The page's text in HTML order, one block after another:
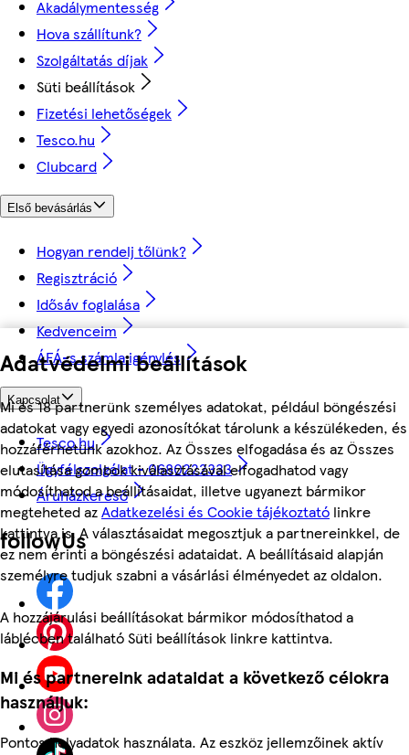
Adatvédelmi beállítások
Mi és 18 partnerünk személyes adatokat, például böngészési
adatokat vagy egyedi azonosítókat tárolunk a készülékeden, és
hozzáférhetünk azokhoz. Az Összes elfogadása és az Összes
elutasítása gombok kiválasztásával elfogadhatod vagy
módosíthatod a beállításaidat, illetve ugyanezt bármikor
megteheted azAdatkezelési és Cookie tájékoztató linkre
kattintva is. A választásaidat megosztjuk a partnereinkkel, de
ez nem érinti a böngészési adataidat. A beállításaid alapján
személyre tudjuk szabni a vásárlási élményedet az oldalon.
A hozzájárulási beállításokat bármikor módosíthatod a
láblécben található Süti beállítások linkre kattintva.
Mi és partnereink adataidat a következő célokra
használjuk:
Pontos helyadatok használata. Az eszköz jellemzőinek aktív
Akadálymentesség
Hova szállítunk?
Szolgáltatás díjak
Süti beállítások
Fizetési lehetőségek
Tesco.hu
Clubcard
Első bevásárlás
Hogyan rendelj tőlünk?
Regisztráció
Idősáv foglalása
Kedvenceim
ÁFÁ-s számla igénylés
Kapcsolat
Tesco.hu
Ügyfélszolgálat - 0680222333
Áruházkereső
followUs